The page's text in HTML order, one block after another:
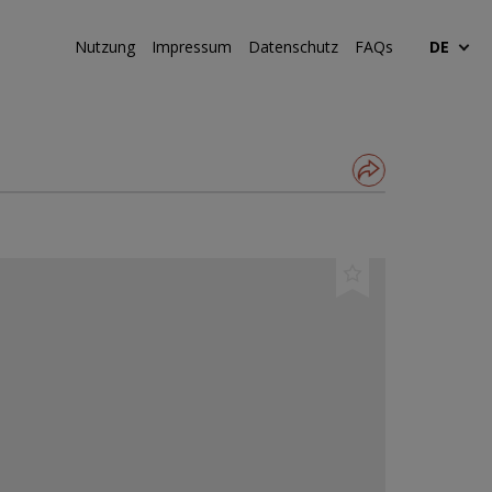
Nutzung Impressum Datenschutz FAQs DE